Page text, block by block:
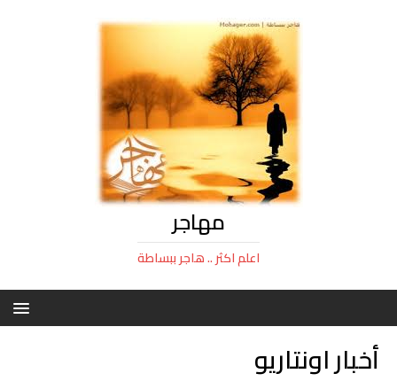
مهاجر
اعلم اكثر .. هاجر ببساطة
أخبار اونتاريو